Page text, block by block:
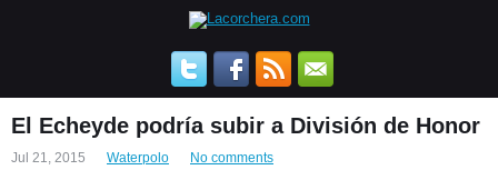
El Echeyde podría subir a División de Honor
Jul 21, 2015 Waterpolo No comments